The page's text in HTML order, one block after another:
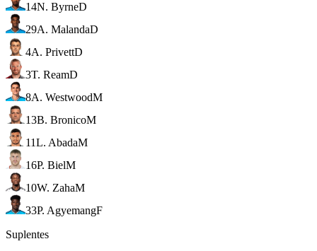
14N. ByrneD
29A. MalandaD
4A. PrivettD
3T. ReamD
8A. WestwoodM
13B. BronicoM
11L. AbadaM
16P. BielM
10W. ZahaM
33P. AgyemangF
Suplentes